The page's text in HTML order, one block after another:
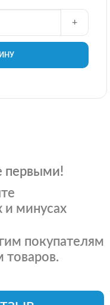
+
первыми!
и минусах
покупателям
товаров.